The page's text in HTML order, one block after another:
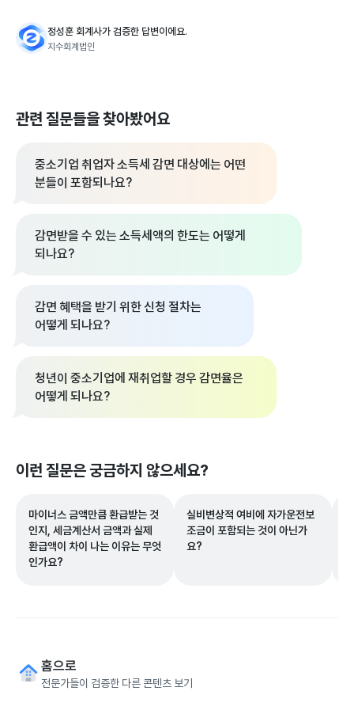
정성훈 회계사가 검증한 답변이에요.
지수회계법인
관련 질문들을 찾아봤어요
중소기업 취업자 소득세 감면 대상에는 어떤
분들이 포함되나요?
감면받을 수 있는 소득세액의 한도는 어떻게
되나요?
감면 혜택을 받기 위한 신청 절차는
어떻게 되나요?
청년이 중소기업에 재취업할 경우 감면율은
어떻게 되나요?
이런 질문은 궁금하지 않으세요?
마이너스 금액만큼 환급받는 것
인지, 세금계산서 금액과 실제
환급액이 차이 나는 이유는 무엇
인가요?
실비변상적 여비에 자가운전보
조금이 포함되는 것이 아닌가
요?
홈으로
전문가들이 검증한 다른 콘텐츠 보기